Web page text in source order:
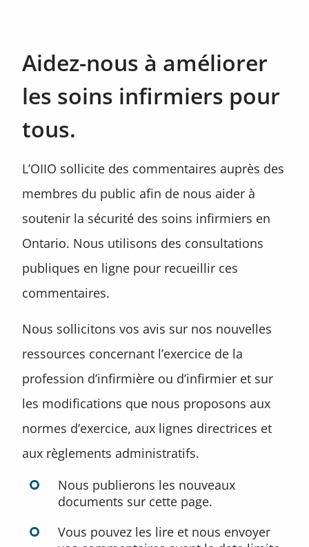
Aidez-nous à améliorer
les soins infirmiers pour
tous.
L’OIIO sollicite des commentaires auprès des
membres du public afin de nous aider à
soutenir la sécurité des soins infirmiers en
Ontario. Nous utilisons des consultations
publiques en ligne pour recueillir ces
commentaires.
Nous sollicitons vos avis sur nos nouvelles
ressources concernant l’exercice de la
profession d’infirmière ou d’infirmier et sur
les modifications que nous proposons aux
normes d’exercice, aux lignes directrices et
aux règlements administratifs.
Nous publierons les nouveaux
documents sur cette page.
Vous pouvez les lire et nous envoyer